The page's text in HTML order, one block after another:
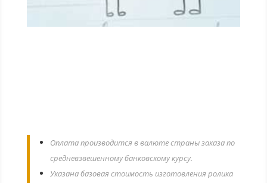
Оплата производится в валюте страны заказа по
средневзвешенному банковскому курсу.
Указана базовая стоимость изготовления ролика